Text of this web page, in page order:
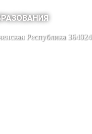
Республика 364024